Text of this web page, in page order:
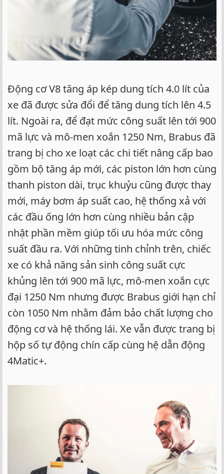
Động cơ V8 tăng áp kép dung tích 4.0 lít của
xe đã được sửa đổi để tăng dung tích lên 4.5
lít. Ngoài ra, để đạt mức công suất lên tới 900
mã lực và mô-men xoắn 1250 Nm, Brabus đã
trang bị cho xe loạt các chi tiết nâng cấp bao
gồm bộ tăng áp mới, các piston lớn hơn cùng
thanh piston dài, trục khuỷu cũng được thay
mới, máy bơm áp suất cao, hệ thống xả với
các đầu ống lớn hơn cùng nhiều bản cập
nhật phần mềm giúp tối ưu hóa mức công
suất đầu ra. Với những tinh chỉnh trên, chiếc
xe có khả năng sản sinh công suất cực
khủng lên tới 900 mã lực, mô-men xoắn cực
đại 1250 Nm nhưng được Brabus giới hạn chỉ
còn 1050 Nm nhằm đảm bảo chất lượng cho
động cơ và hệ thống lái. Xe vẫn được trang bị
hộp số tự động chín cấp cùng hệ dẫn động
4Matic+.